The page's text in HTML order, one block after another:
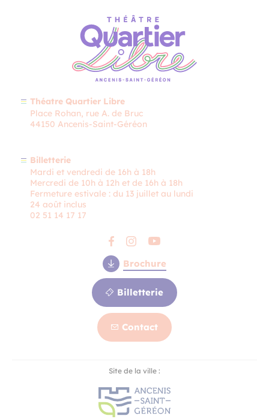
Billetterie
Théatre Quartier Libre
Place Rohan, rue A. de Bruc
44150 Ancenis-Saint-Géréon
Billetterie
Mardi et vendredi de 16h à 18h
Mercredi de 10h à 12h et de 16h à 18h
Fermeture estivale : du 13 juillet au lundi
24 août inclus
02 51 14 17 17
Brochure
Billetterie
Contact
Site de la ville :